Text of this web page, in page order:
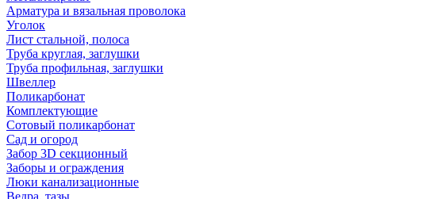
Арматура и вязальная проволока
Уголок
Лист стальной, полоса
Труба круглая, заглушки
Труба профильная, заглушки
Швеллер
Поликарбонат
Комплектующие
Сотовый поликарбонат
Сад и огород
Забор 3D секционный
Заборы и ограждения
Люки канализационные
Ведра, тазы